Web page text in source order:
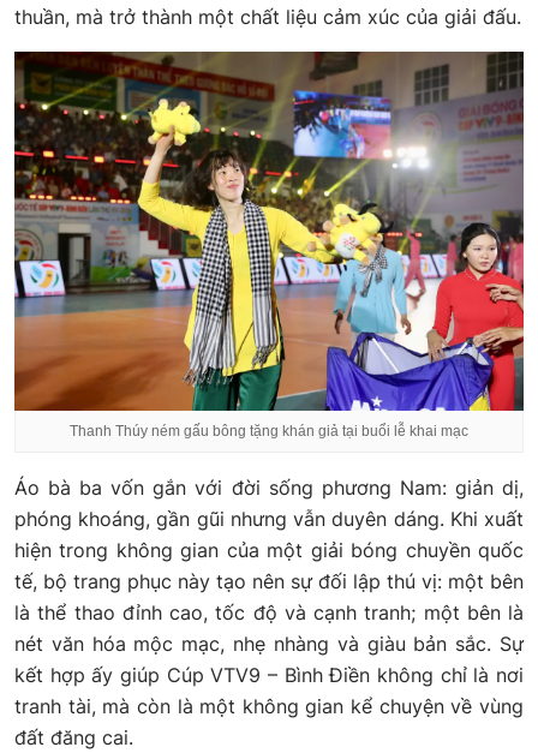
thuần, mà trở thành một chất liệu cảm xúc của giải đấu.
Thanh Thúy ném gấu bông tặng khán giả tại buổi lễ khai mạc
Áo bà ba vốn gắn với đời sống phương Nam: giản dị,
phóng khoáng, gần gũi nhưng vẫn duyên dáng. Khi xuất
hiện trong không gian của một giải bóng chuyền quốc
tế, bộ trang phục này tạo nên sự đối lập thú vị: một bên
là thể thao đỉnh cao, tốc độ và cạnh tranh; một bên là
nét văn hóa mộc mạc, nhẹ nhàng và giàu bản sắc. Sự
kết hợp ấy giúp Cúp VTV9 – Bình Điền không chỉ là nơi
tranh tài, mà còn là một không gian kể chuyện về vùng
đất đăng cai.